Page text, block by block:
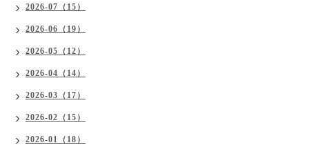
2026-07（15）
2026-06（19）
2026-05（12）
2026-04（14）
2026-03（17）
2026-02（15）
2026-01（18）